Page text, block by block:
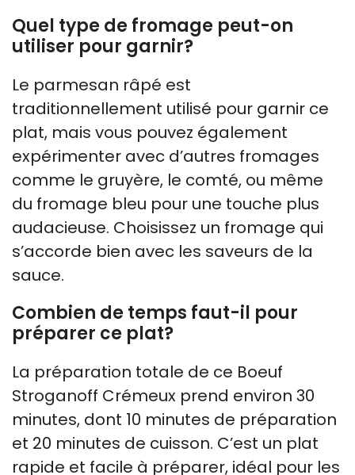
Quel type de fromage peut-on
utiliser pour garnir?
Le parmesan râpé est
traditionnellement utilisé pour garnir ce
plat, mais vous pouvez également
expérimenter avec d’autres fromages
comme le gruyère, le comté, ou même
du fromage bleu pour une touche plus
audacieuse. Choisissez un fromage qui
s’accorde bien avec les saveurs de la
sauce.
Combien de temps faut-il pour
préparer ce plat?
La préparation totale de ce Boeuf
Stroganoff Crémeux prend environ 30
minutes, dont 10 minutes de préparation
et 20 minutes de cuisson. C’est un plat
rapide et facile à préparer, idéal pour les